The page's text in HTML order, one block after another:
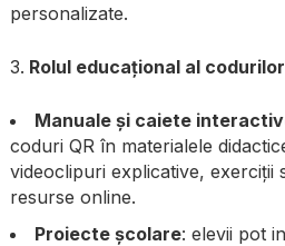
personalizate.
Rolul educațional al codurilor
Manuale și caiete
coduri QR în materialele
videoclipuri explicative, exerciții
resurse online.
Proiecte școlare: elevii pot